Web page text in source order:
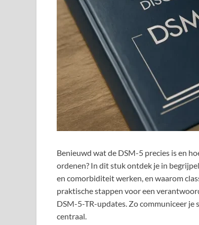
Benieuwd wat de DSM-5 precies is en
ordenen? In dit stuk ontdek je in
en comorbiditeit werken, en waarom
praktische stappen voor een
DSM-5-TR-updates. Zo communiceer je
centraal.